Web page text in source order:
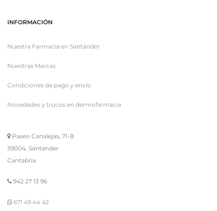
INFORMACIÓN
Nuestra Farmacia en Santander
Nuestras Marcas
Condiciones de pago y envío
Novedades y trucos en dermofarmacia
Paseo Canalejas, 71-B
39004, Santander
Cantabria
942 27 13 96
671 49 44 42